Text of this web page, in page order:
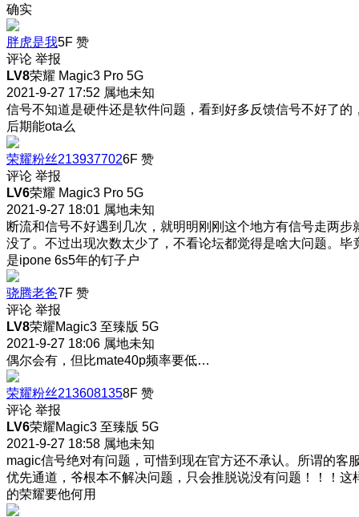
确实
胖虎是我5F 赞
评论 举报
LV8荣耀 Magic3 Pro 5G
2021-9-27 17:52 属地未知
信号不知道是硬件还是软件问题，看到好多反馈信号不好了的
后期能ota么
荣耀粉丝2139377026F 赞
评论 举报
LV6荣耀 Magic3 Pro 5G
2021-9-27 18:01 属地未知
断流和信号不好遇到几次，就明明刚刚这个地方有信号走两步
没了。不过出现次数太少了，不看论坛都觉得是啥大问题。毕
是ipone 6s5年的钉子户
骁腾老爸7F 赞
评论 举报
LV8荣耀Magic3 至臻版 5G
2021-9-27 18:06 属地未知
偶尔会有，但比mate40p频率要低…
荣耀粉丝2136081358F 赞
评论 举报
LV6荣耀Magic3 至臻版 5G
2021-9-27 18:58 属地未知
magic信号绝对有问题，可惜到现在官方还不承认。所谓的客
优先通道，爷根本不解决问题，只会推脱说没有问题！！！这
的荣耀要他何用